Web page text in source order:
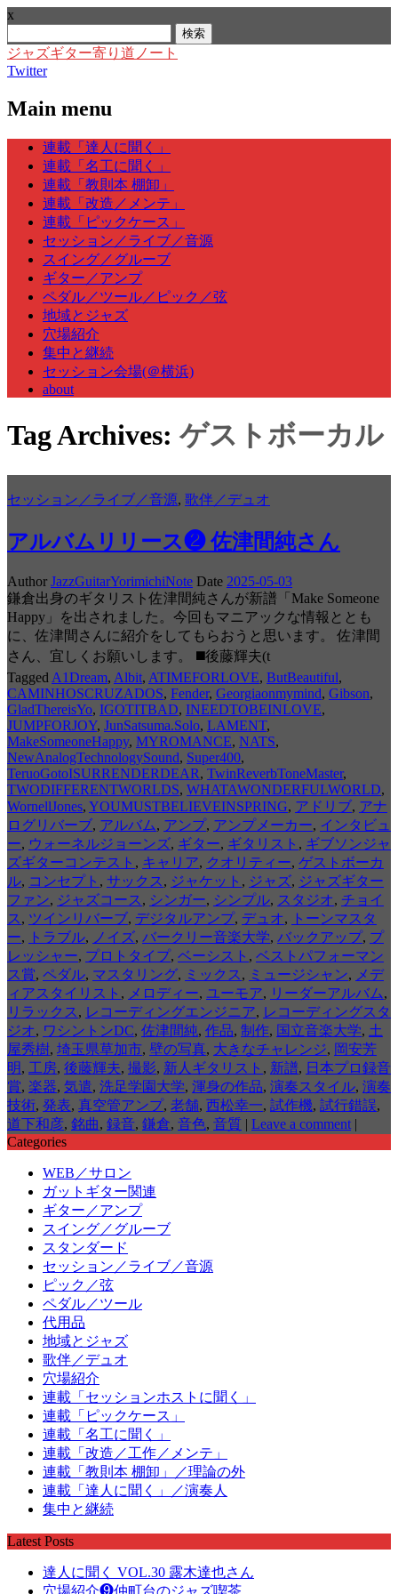
x
索:
ジャズギター寄り道ノート
Twitter
Main menu
Skip
content
連載「達人に聞く」
連載「名工に聞く」
連載「教則本 棚卸」
連載「改造／メンテ」
連載「ピックケース」
セッション／ライブ／音源
スイング／グルーブ
ギター／アンプ
ペダル／ツール／ピック／弦
地域とジャズ
穴場紹介
集中と継続
セッション会場(＠横浜)
about
Tag Archives: ゲストボーカル
セッション／ライブ／音源, 歌伴／デュオ
アルバムリリース❷ 佐津間純さん
Author JazzGuitarYorimichiNote Date 2025-05-03
鎌倉出身のギタリスト佐津間純さんが新譜「Make Someone
Happy」を出されました。今回もマニアックな情報ととも
に、佐津間さんに紹介をしてもらおうと思います。 佐津間
さん、宜しくお願いします。 ◼️後藤輝夫(t
Tagged A1Dream, Albit, ATIMEFORLOVE, ButBeautiful,
CAMINHOSCRUZADOS, Fender, Georgiaonmymind, Gibson,
GladThereisYo, IGOTITBAD, INEEDTOBEINLOVE,
JUMPFORJOY, JunSatsuma.Solo, LAMENT,
MakeSomeoneHappy, MYROMANCE, NATS,
NewAnalogTechnologySound, Super400,
TeruoGotoISURRENDERDEAR, TwinReverbToneMaster,
TWODIFFERENTWORLDS, WHATAWONDERFULWORLD,
WornellJones, YOUMUSTBELIEVEINSPRING, アドリブ, アナ
ログリバーブ, アルバム, アンプ, アンプメーカー, インタビュ
ー, ウォーネルジョーンズ, ギター, ギタリスト , ギブソンジャ
ズギターコンテスト , キャリア, クオリティー, ゲストボーカ
ル, コンセプト , サックス , ジャケット , ジャズ, ジャズギター
ファン, ジャズコース , シンガー, シンプル, スタジオ, チョイ
ス , ツインリバーブ, デジタルアンプ, デュオ,
トーンマスタ
ー, トラブル, ノイズ, バークリー音楽大学, バックアップ, プ
レッシャー, プロトタイプ, ベーシスト , ベストパフォーマン
ス賞, ペダル, マスタリング, ミックス , ミュージシャン, メデ
ィアスタイリスト , メロディー, ユーモア, リーダーアルバム,
リラックス , レコーディングエンジニア, レコーディングスタ
ジオ, ワシントンDC, 佐津間純, 作品, 制作, 国立音楽大学, 土
屋秀樹, 埼玉県草加市, 壁の写真, 大きなチャレンジ, 岡安芳
明, 工房, 後藤輝夫, 撮影, 新人ギタリスト , 新譜, 日本プロ録音
賞, 楽器, 気遣, 洗足学園大学, 渾身の作品, 演奏スタイル, 演奏
技術, 発表, 真空管アンプ, 老舗, 西松幸一, 試作機, 試行錯誤,
道下和彦, 銘曲, 録音, 鎌倉, 音色, 音質 | Leave a comment |
Categories
WEB／サロン
ガットギター関連
ギター／アンプ
スイング／グルーブ
スタンダード
セッション／ライブ／音源
ピック／弦
ペダル／ツール
代用品
地域とジャズ
歌伴／デュオ
穴場紹介
連載「セッションホストに聞く」
連載「ピックケース」
連載「名工に聞く」
連載「改造／工作／メンテ」
連載「教則本 棚卸」／理論の外
連載「達人に聞く」／演奏人
集中と継続
Latest Posts
達人に聞く VOL.30 露木達也さん
穴場紹介❾仲町台のジャズ喫茶